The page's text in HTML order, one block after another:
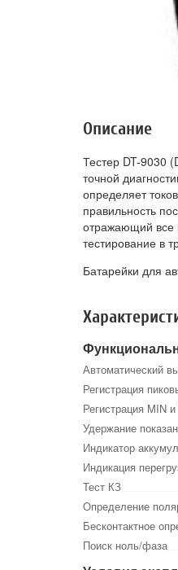
Описание
Тестер DT-9030
точной
определяет
правильность
отражающий все
тестирование в
Батарейки для
Автоматический
Регистрация
Регистрация MIN
Удержание
Индикатор
Индикация
Тест КЗ
Определение
Бесконтактное
Поиск ноль/фаза